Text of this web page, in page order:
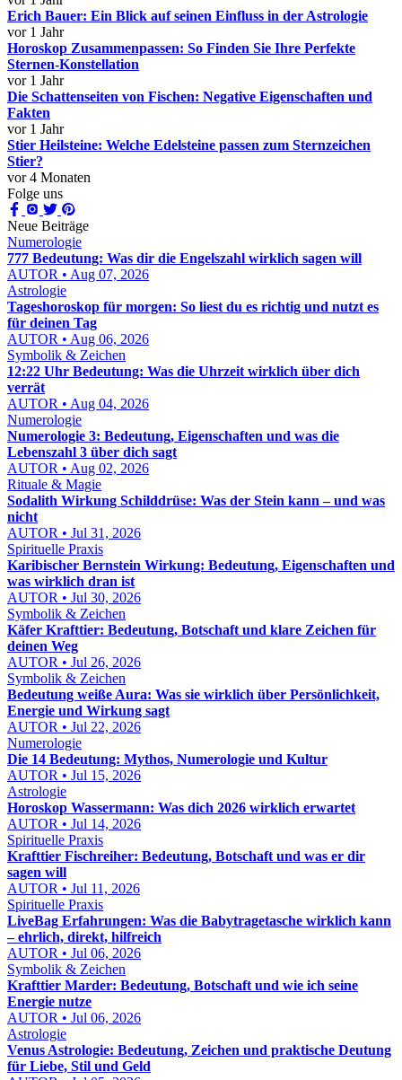
Erich Bauer: Ein Blick auf seinen Einfluss in der Astrologie
vor 1 Jahr
Horoskop Zusammenpassen: So Finden Sie Ihre Perfekte
Sternen-Konstellation
vor 1 Jahr
Die Schattenseiten von Fischen: Negative Eigenschaften und
Fakten
vor 1 Jahr
Stier Heilsteine: Welche Edelsteine passen zum Sternzeichen
Stier?
vor 4 Monaten
Folge uns
Neue Beiträge
Numerologie
777 Bedeutung: Was dir die Engelszahl wirklich sagen will
AUTOR • Aug 07, 2026
Astrologie
Tageshoroskop für morgen: So liest du es richtig und nutzt es
für deinen Tag
AUTOR • Aug 06, 2026
Symbolik & Zeichen
12:22 Uhr Bedeutung: Was die Uhrzeit wirklich über dich
verrät
AUTOR • Aug 04, 2026
Numerologie
Numerologie 3: Bedeutung, Eigenschaften und was die
Lebenszahl 3 über dich sagt
AUTOR • Aug 02, 2026
Rituale & Magie
Sodalith Wirkung Schilddrüse: Was der Stein kann – und was
nicht
AUTOR • Jul 31, 2026
Spirituelle Praxis
Karibischer Bernstein Wirkung: Bedeutung, Eigenschaften und
was wirklich dran ist
AUTOR • Jul 30, 2026
Symbolik & Zeichen
Käfer Krafttier: Bedeutung, Botschaft und klare Zeichen für
deinen Weg
AUTOR • Jul 26, 2026
Symbolik & Zeichen
Bedeutung weiße Aura: Was sie wirklich über Persönlichkeit,
Energie und Wirkung sagt
AUTOR • Jul 22, 2026
Numerologie
Die 14 Bedeutung: Mythos, Numerologie und Kultur
AUTOR • Jul 15, 2026
Astrologie
Horoskop Wassermann: Was dich 2026 wirklich erwartet
AUTOR • Jul 14, 2026
Spirituelle Praxis
Krafttier Fischreiher: Bedeutung, Botschaft und was er dir
sagen will
AUTOR • Jul 11, 2026
Spirituelle Praxis
LiveBag Erfahrungen: Was die Babytragetasche wirklich kann
– ehrlich, direkt, hilfreich
AUTOR • Jul 06, 2026
Symbolik & Zeichen
Krafttier Marder: Bedeutung, Botschaft und wie ich seine
Energie nutze
AUTOR • Jul 06, 2026
Astrologie
Venus Astrologie: Bedeutung, Zeichen und praktische Deutung
für Liebe, Stil und Geld